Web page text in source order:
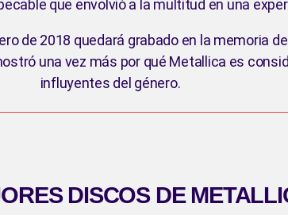
que envolvió a la multitud en una
de 2018 quedará grabado en la memoria
una vez más por qué Metallica es
influyentes del género.
DISCOS DE